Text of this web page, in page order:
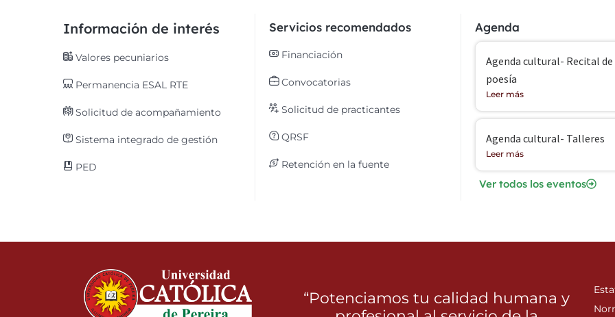
Información de interés
Valores pecuniarios
Permanencia ESAL RTE
Solicitud de acompañamiento
Sistema integrado de gestión
PED
Servicios recomendados
Financiación
Convocatorias
Solicitud de practicantes
QRSF
Retención en la fuente
Agenda
Agenda cultural- Recital de
poesía
Leer más
Agenda cultural- Talleres
Leer más
Ver todos los eventos
“Potenciamos tu calidad humana y